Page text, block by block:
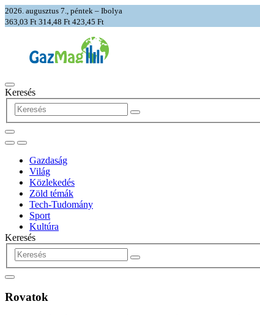
2026. augusztus 7., péntek – Ibolya
363,03 Ft 314,48 Ft 423,45 Ft
Keresés
Gazdaság
Világ
Közlekedés
Zöld témák
Tech-Tudomány
Sport
Kultúra
Keresés
Rovatok